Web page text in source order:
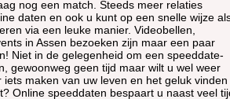
nog een match. Steeds meer relaties
daten en ook u kunt op een snelle wijze
via een leuke manier. Videobellen,
in Assen bezoeken zijn maar een paar
Niet in de gelegenheid om een speeddate-
gewoonweg geen tijd maar wilt u wel weer
maken van uw leven en het geluk vinden
Online speeddaten bespaart u naast veel